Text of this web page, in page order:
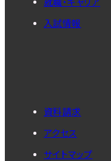
入試情報
資料請求
アクセス
サイトマップ